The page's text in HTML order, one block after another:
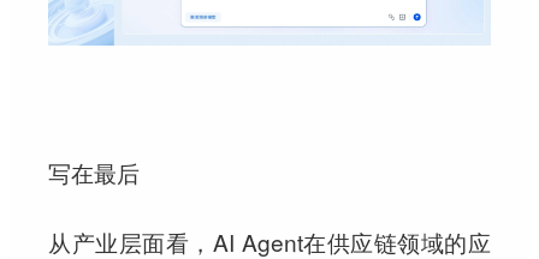
写在最后
从产业层面看，AI Agent在供应链领域的应